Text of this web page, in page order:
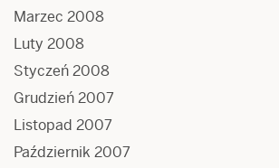
Marzec 2008
Luty 2008
Styczeń 2008
Grudzień 2007
Listopad 2007
Październik 2007